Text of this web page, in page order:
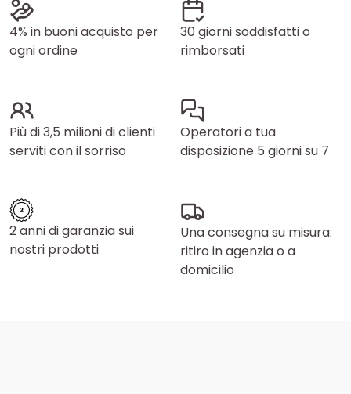
4% in buoni acquisto per
ogni ordine
30 giorni soddisfatti o
rimborsati
Più di 3,5 milioni di clienti
serviti con il sorriso
Operatori a tua
disposizione 5 giorni su 7
2 anni di garanzia sui
nostri prodotti
Una consegna su misura:
ritiro in agenzia o a
domicilio